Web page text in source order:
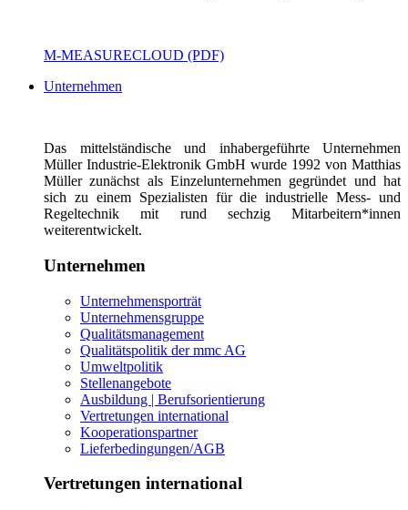
M-MEASURECLOUD (PDF)
Unternehmen
Das mittelständische und inhabergeführte Unternehmen
Müller Industrie-Elektronik GmbH wurde 1992 von Matthias
Müller zunächst als Einzelunternehmen gegründet und hat
sich zu einem Spezialisten für die industrielle Mess- und
Regeltechnik mit rund sechzig Mitarbeitern*innen
weiterentwickelt.
Unternehmen
Unternehmensporträt
Unternehmensgruppe
Qualitätsmanagement
Qualitätspolitik der mmc AG
Umweltpolitik
Stellenangebote
Ausbildung | Berufsorientierung
Vertretungen international
Kooperationspartner
Lieferbedingungen/AGB
Vertretungen international